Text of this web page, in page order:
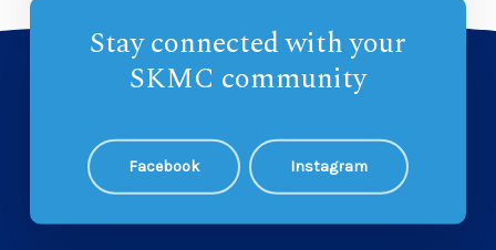
Stay connected with your
SKMC community
Facebook Instagram